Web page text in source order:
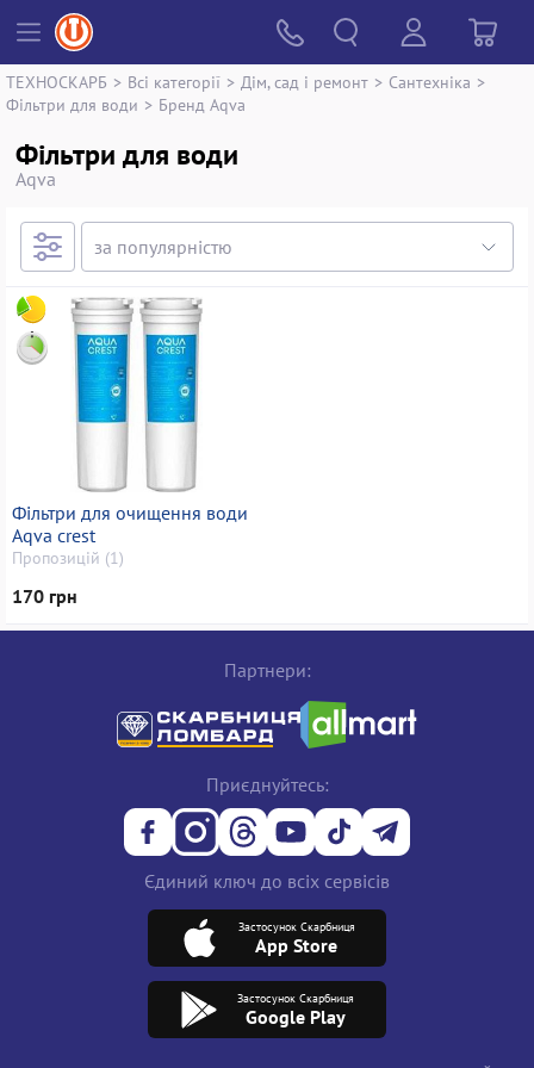
ТЕХНОСКАРБ > Всі категорії > Дім, сад і ремонт > Сантехніка >
Фільтри для води > Бренд Aqva
Фільтри для води
Aqva
Фільтри для очищення води
Aqva crest
Пропозицій (1)
170 грн
Партнери:
Приєднуйтесь:
Єдиний ключ до всіх сервісів
Застосунок Скарбниця
App Store
Застосунок Скарбниця
Google Play